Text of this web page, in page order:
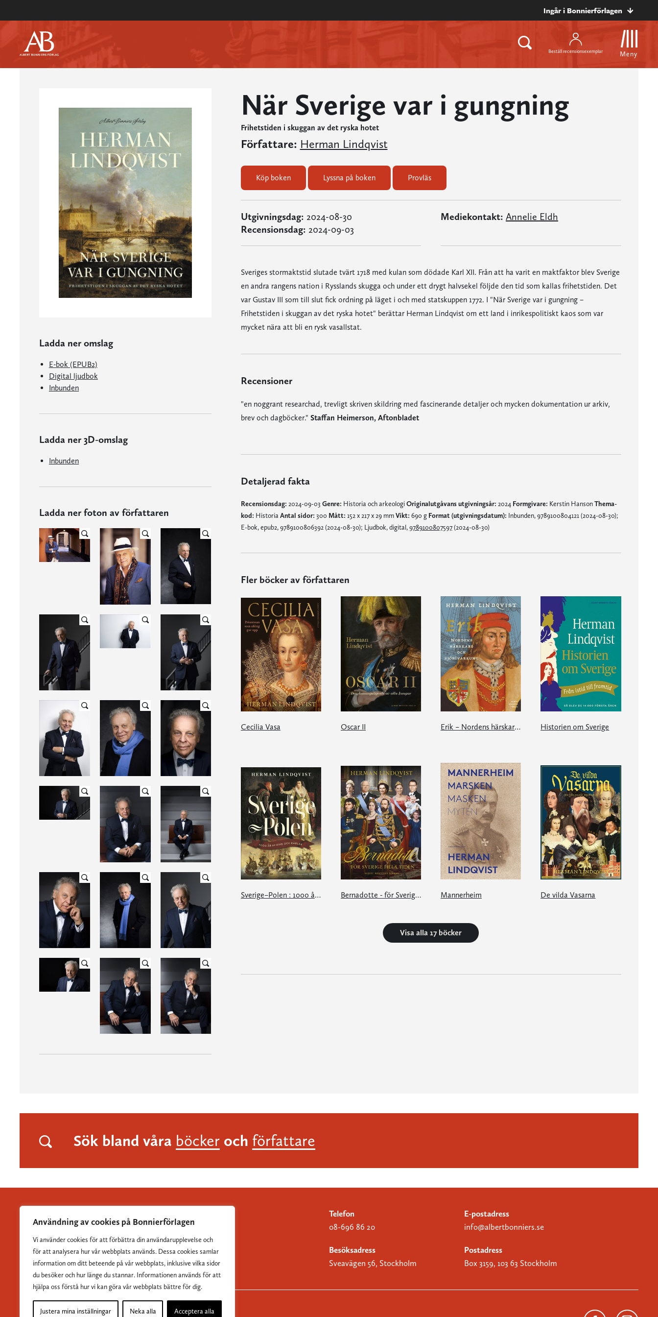
Användning av cookies på Bonnierförlagen
Vi använder cookies för att förbättra din användarupplevelse och
för att analysera hur vår webbplats används. Dessa cookies samlar
information om ditt beteende på vår webbplats, inklusive vilka sidor
du besöker och hur länge du stannar. Informationen används för att
hjälpa oss förstå hur vi kan göra vår webbplats bättre för dig.
Justera mina inställningar Neka alla Acceptera alla
Ingår i Bonnierförlagen
Beställ recensionsexemplar Meny
Ladda ner omslag
E-bok (EPUB2)
Digital ljudbok
Inbunden
Ladda ner 3D-omslag
Inbunden
Ladda ner foton av författaren
När Sverige var i gungning
Frihetstiden i skuggan av det ryska hotet
Författare: Herman Lindqvist
Köp boken Lyssna på boken Provläs
Utgivningsdag: 2024-08-30
Recensionsdag: 2024-09-03
Mediekontakt: Annelie Eldh
Sveriges stormaktstid slutade tvärt 1718 med kulan som dödade Karl XII. Från att ha varit en maktfaktor blev Sverige
en andra rangens nation i Rysslands skugga och under ett drygt halvsekel följde den tid som kallas frihetstiden. Det
var Gustav III som till slut fick ordning på läget i och med statskuppen 1772. I "När Sverige var i gungning –
Frihetstiden i skuggan av det ryska hotet" berättar Herman Lindqvist om ett land i inrikespolitiskt kaos som var
mycket nära att bli en rysk vasallstat.
Recensioner
"en noggrant researchad, trevligt skriven skildring med fascinerande detaljer och mycken dokumentation ur arkiv,
brev och dagböcker." Staffan Heimerson, Aftonbladet
Detaljerad fakta
Recensionsdag: 2024-09-03 Genre: Historia och arkeologiOriginalutgåvans utgivningsår: 2024 Formgivare: Kerstin HansonThema-
kod: Historia Antal sidor: 300 Mått: 152 x 217 x 29 mmVikt: 690 g Format (utgivningsdatum): Inbunden, 9789100804121 (2024-08-30);
E-bok, epub2, 9789100806392 (2024-08-30); Ljudbok, digital,9789100807597(2024-08-30)
Fler böcker av författaren
Cecilia Vasa Oscar II Erik – Nordens härskare och sjörövarkung Historien om Sverige
Sverige–Polen : 1000 år av krig och kärlek Bernadotte - för Sverige hela tiden Mannerheim De vilda Vasarna
Visa alla 17 böcker
Sök bland våra böcker och författare
Albert Bonniers Förlag grundades 1837 och är Sveriges
största skönlitterära förlag.
Telefon
08-696 86 20
E-postadress
info@albertbonniers.se
Besöksadress
Sveavägen 56, Stockholm
Postadress
Box 3159, 103 63 Stockholm